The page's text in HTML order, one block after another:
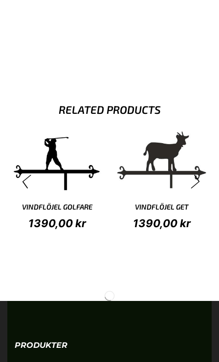
RELATED PRODUCTS
VINDFLÖJEL GOLFARE
1390,00kr
VINDFLÖJEL GET
1390,00kr
PRODUKTER